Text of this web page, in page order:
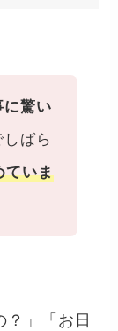
に驚い
ばら
ていま
？」「お日